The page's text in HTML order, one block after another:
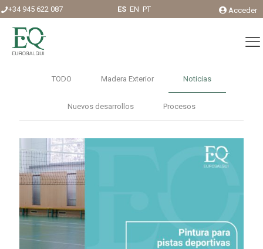
+34 945 622 087 ES EN PT Acceder
TODO Madera Exterior Noticias
Nuevos desarrollos Procesos